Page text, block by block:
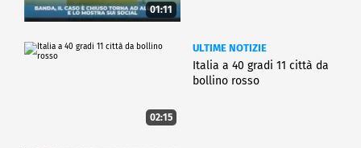
01:11
02:15
ULTIME NOTIZIE
Italia a 40 gradi 11 città da
bollino rosso